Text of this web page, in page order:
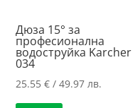
Дюза 15° за
професионална
водоструйка Karcher
034
25.55€ / 49.97 лв.